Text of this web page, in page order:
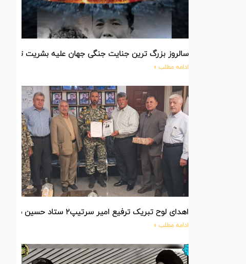
سالروز بزرگ ترین جنایت جنگی جهان علیه بشریت توسط
ادامه مطلب »
اهدای لوح تبریک ترفیع امیر سرتیپ۲ ستاد حسین صادق زاده فرمانده تیپ ۲۵ واکنش سریع شهید آبگون نزاجا مستقر در تبریز
ادامه مطلب »